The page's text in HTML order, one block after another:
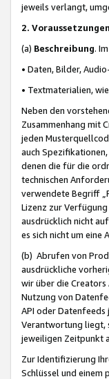
jeweils verlangt,
2.
(a) Beschreibung.
• Daten, Bilder,
• Textmaterialien,
Neben den
Zusammenhang mit
jeden
auch
denen die für die
technischen
verwendete Begriff
Lizenz zur
ausdrücklich nicht
es sich nicht um eine
(b) Abrufen von
ausdrückliche
wir über die
Nutzung von
API oder Datenfeeds
Verantwortung liegt,
jeweiligen Zeitpunkt
Zur Identifizierung
Schlüssel und einem